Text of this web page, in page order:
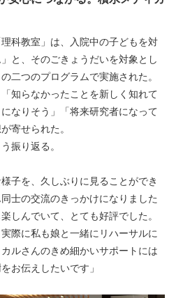
科教室」は、入院中の子どもを対
と、そのごきょうだいを対象とし
二つのプログラムで実施された。
知らなかったことを新しく知れて
なりそう」「将来研究者になって
寄せられた。
振り返る。
子を、久しぶりに見ることができ
士の交流のきっかけになりました
しんでいて、とても好評でした。
際に私も娘と一緒にリハーサルに
ルさんのきめ細かいサポートには
お伝えしたいです」